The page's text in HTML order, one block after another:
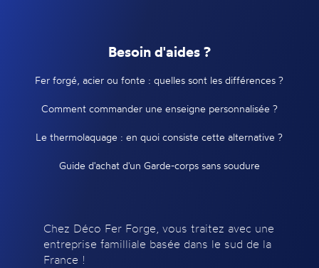
Besoin d'aides ?
Fer forgé, acier ou fonte : quelles sont les différences ?
Comment commander une enseigne personnalisée ?
Le thermolaquage : en quoi consiste cette alternative ?
Guide d'achat d'un Garde-corps sans soudure
Chez Déco Fer Forge, vous traitez avec une
entreprise familliale basée dans le sud de la
France !